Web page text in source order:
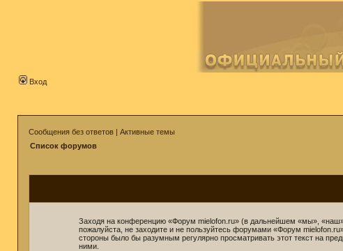
Вход
Сообщения без ответов | Активные темы
Список форумов
Заходя на конференцию «Форум mielofon.ru» (в дальнейшем «мы»,
пожалуйста, не заходите и не пользуйтесь форумами «Форум
стороны было бы разумным регулярно просматривать этот текст на
ними.